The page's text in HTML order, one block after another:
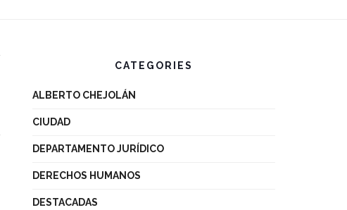
CATEGORIES
ALBERTO CHEJOLÁN
CIUDAD
DEPARTAMENTO JURÍDICO
DERECHOS HUMANOS
DESTACADAS